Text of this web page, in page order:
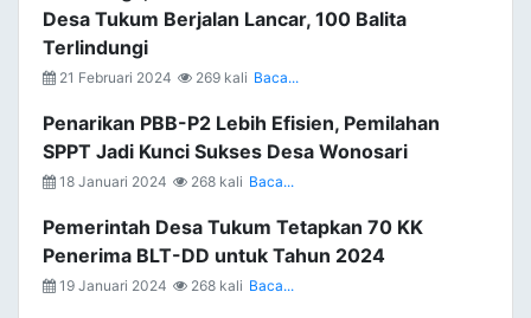
Desa Tukum Berjalan Lancar, 100 Balita
Terlindungi
21 Februari 2024 269 kali Baca...
Penarikan PBB-P2 Lebih Efisien, Pemilahan
SPPT Jadi Kunci Sukses Desa Wonosari
18 Januari 2024 268 kali Baca...
Pemerintah Desa Tukum Tetapkan 70 KK
Penerima BLT-DD untuk Tahun 2024
19 Januari 2024 268 kali Baca...